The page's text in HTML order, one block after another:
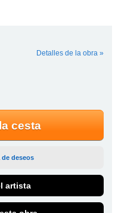
Detalles de la obra »
cesta
deseos
artista